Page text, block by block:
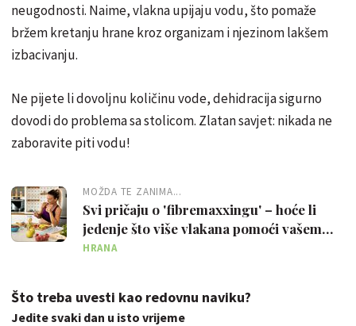
neugodnosti. Naime, vlakna upijaju vodu, što pomaže
bržem kretanju hrane kroz organizam i njezinom lakšem
izbacivanju.
Ne pijete li dovoljnu količinu vode, dehidracija sigurno
dovodi do problema sa stolicom. Zlatan savjet: nikada ne
zaboravite piti vodu!
MOŽDA TE ZANIMA...
Svi pričaju o 'fibremaxxingu' – hoće li
jedenje što više vlakana pomoći vašem
zdravlju?
HRANA
Što treba uvesti kao redovnu naviku?
Jedite svaki dan u isto vrijeme